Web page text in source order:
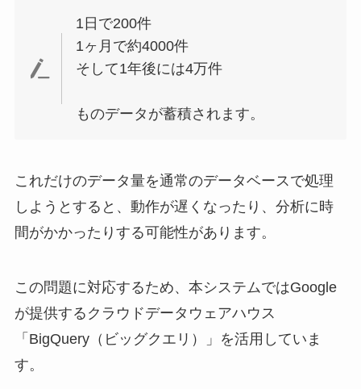
1日で200件
1ヶ月で約4000件
そして1年後には4万件
ものデータが蓄積されます。
これだけのデータ量を通常のデータベースで処理
しようとすると、動作が遅くなったり、分析に時
間がかかったりする可能性があります。
この問題に対応するため、本システムではGoogle
が提供するクラウドデータウェアハウス
「BigQuery（ビッグクエリ）」を活用していま
す。